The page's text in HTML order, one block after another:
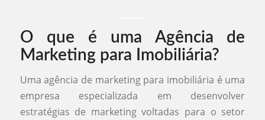
O que é uma Agência de
Marketing para Imobiliária?
Uma agência de marketing para imobiliária é uma
empresa especializada em desenvolver
estratégias de marketing voltadas para o setor